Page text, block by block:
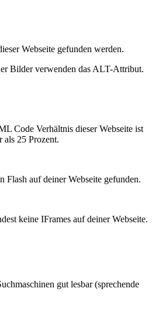
Webseite gefunden werden.
Bilder verwenden das ALT-Attribut.
Code Verhältnis dieser Webseite ist
als 25 Prozent.
Flash auf deiner Webseite gefunden.
keine IFrames auf deiner Webseite.
gut lesbar (sprechende